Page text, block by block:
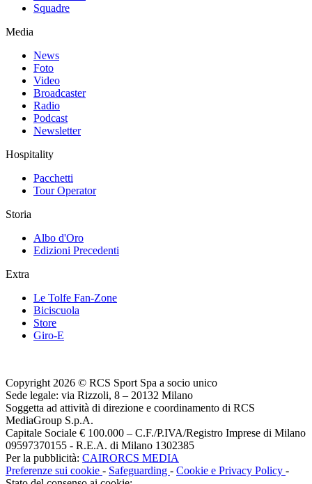
Squadre
Media
News
Foto
Video
Broadcaster
Radio
Podcast
Newsletter
Hospitality
Pacchetti
Tour Operator
Storia
Albo d'Oro
Edizioni Precedenti
Extra
Le Tolfe Fan-Zone
Biciscuola
Store
Giro-E
Copyright 2026 © RCS Sport Spa a socio unico
Sede legale: via Rizzoli, 8 – 20132 Milano
Soggetta ad attività di direzione e coordinamento di RCS
MediaGroup S.p.A.
Capitale Sociale € 100.000 – C.F./P.IVA/Registro Imprese di Milano
09597370155 - R.E.A. di Milano 1302385
Per la pubblicità: CAIRORCS MEDIA
Preferenze sui cookie - Safeguarding - Cookie e Privacy Policy -